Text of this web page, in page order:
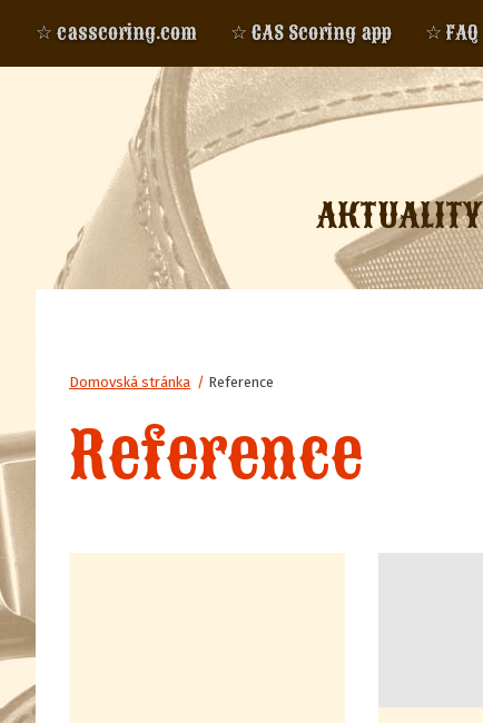
☆ casscoring.com ☆ CAS Scoring app ☆ FAQ
AKTUALITY
Domovská stránka / Reference
Reference